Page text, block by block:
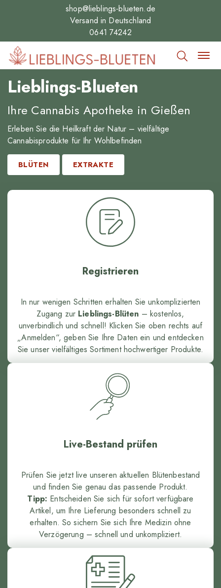
shop@lieblings-blueten.de
Versand in Deutschland
0641 74242
Lieblings-Blueten
Ihre Cannabis Apotheke in Gießen
Erleben Sie die Heilkraft der Natur – vielfältige
Cannabisprodukte für Ihr Wohlbefinden
BLÜTEN EXTRAKTE
Registrieren
In nur wenigen Schritten erhalten Sie unkomplizierten
Zugang zur Lieblings-Blüten – kostenlos,
unverbindlich und schnell! Klicken Sie oben rechts auf
„Anmelden“, geben Sie Ihre Daten ein und entdecken
Sie unser vielfältiges Sortiment hochwertiger Produkte.
Live-Bestand prüfen
Prüfen Sie jetzt live unseren aktuellen Blütenbestand
und finden Sie genau das passende Produkt.
Tipp: Entscheiden Sie sich für sofort verfügbare
Artikel, um Ihre Lieferung besonders schnell zu
erhalten. So sichern Sie sich Ihre Medizin ohne
Verzögerung – schnell und unkompliziert.